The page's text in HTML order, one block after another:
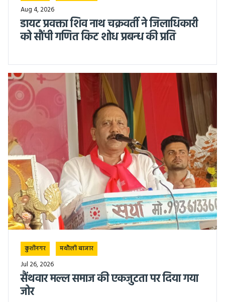
Aug 4, 2026
डायट प्रवक्ता शिव नाथ चक्रवर्ती ने जिलाधिकारी
को सौंपी गणित किट शोध प्रबन्ध की प्रति
कुशीनगर मथौली बाजार
Jul 26, 2026
सैंथवार मल्ल समाज की एकजुटता पर दिया गया
जोर